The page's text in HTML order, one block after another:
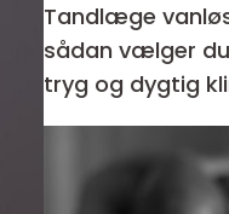
Tandlæge
sådan vælger
tryg og dygtig